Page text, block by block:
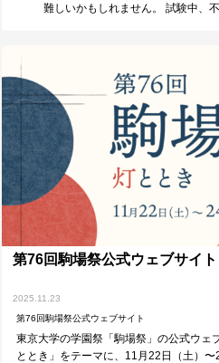
難しいかもしれません。 試験中、
す。 結果以上に、どんな状況でも
に置いて何よりも武器になります。
第76回駒場祭公式ウェブサイト
2025.11.23
第76回駒場祭公式ウェブサイト
東京大学の学園祭「駒場祭」の公式ウェ
ととき」をテーマに、11月22日（土）